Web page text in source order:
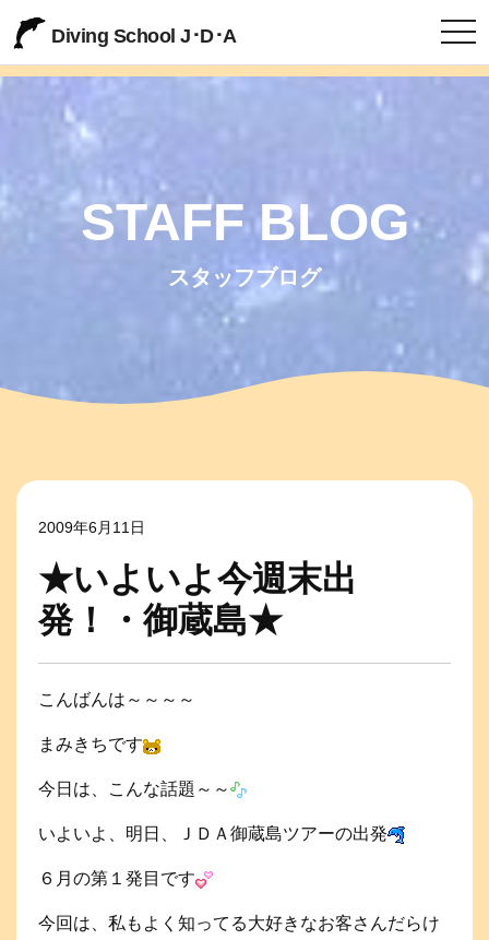
Diving School J･D･A
STAFF BLOG
スタッフブログ
2009年6月11日
★いよいよ今週末出
発！・御蔵島★
こんばんは～～～～
まみきちです
今日は、こんな話題～～
いよいよ、明日、ＪＤＡ御蔵島ツアーの出発
６月の第１発目です
今回は、私もよく知ってる大好きなお客さんだらけ